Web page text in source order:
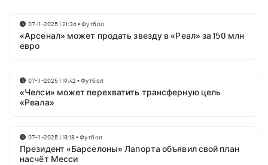
07-11-2025 | 21:36•Футбол
«Арсенал» может продать звезду в «Реал» за 150 млн
евро
07-11-2025 | 19:42 •Футбол
«Челси» может перехватить трансферную цель
«Реала»
07-11-2025 | 18:18•Футбол
Президент «Барселоны» Лапорта объявил свой план
насчёт Месси